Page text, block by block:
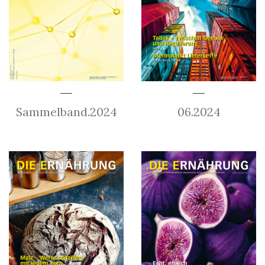
Sammelband.2024 06.2024